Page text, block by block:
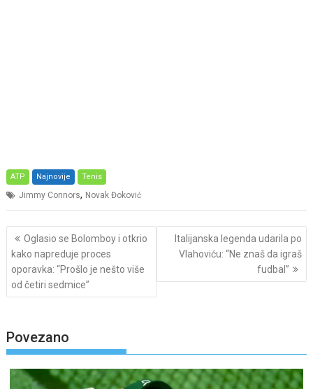
ATP Najnovije Tenis
Jimmy Connors, Novak Đoković
Post
navigation
Oglasio se Bolomboy i otkrio
kako napreduje proces
oporavka: “Prošlo je nešto više
od četiri sedmice”
Italijanska legenda udarila po
Vlahoviću: “Ne znaš da igraš
fudbal”
Povezano